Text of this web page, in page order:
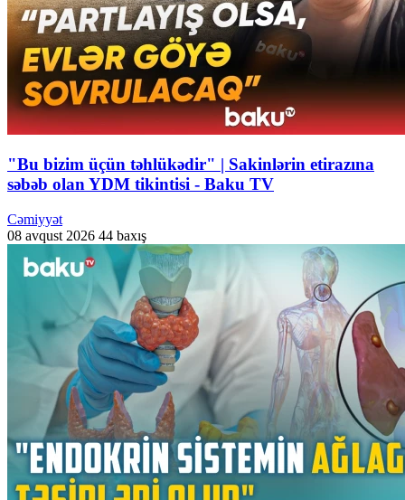
"Bu bizim üçün təhlükədir" | Sakinlərin etirazına
səbəb olan YDM tikintisi - Baku TV
Cəmiyyət
08 avqust 2026 44 baxış